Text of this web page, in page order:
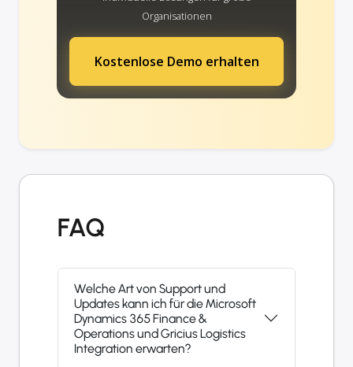
Organisationen
Kostenlose Demo erhalten
FAQ
Welche Art von Support und
Updates kann ich für die Microsoft
Dynamics 365 Finance &
Operations und Gricius Logistics
Integration erwarten?